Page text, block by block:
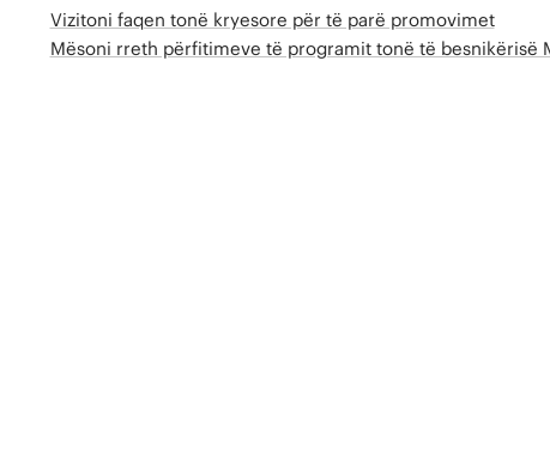
Vizitoni faqen tonë kryesore për të parë promovimet
Mësoni rreth përfitimeve të programit tonë të besnikërisë